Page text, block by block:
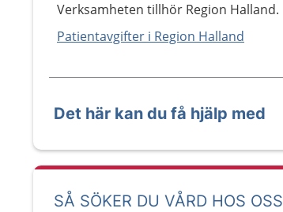
Verksamheten tillhör Region Halland.
Patientavgifter i Region Halland
Det här kan du få hjälp med
SÅ SÖKER DU VÅRD HOS OSS